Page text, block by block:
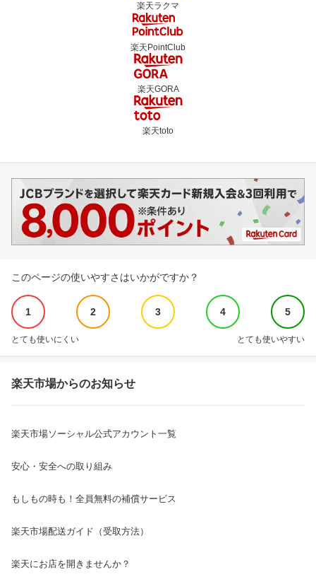
楽天ラクマ
楽天PointClub
楽天GORA
楽天toto
このページの使いやすさはいかがですか？
1 2 3 4 5
とても使いにくい とても使いやすい
楽天市場からのお知らせ
楽天市場ソーシャル公式アカウント一覧
安心・安全への取り組み
もしもの時も！全員無料の補償サービス
楽天市場配送ガイド（受取方法）
楽天にお店を開きませんか？